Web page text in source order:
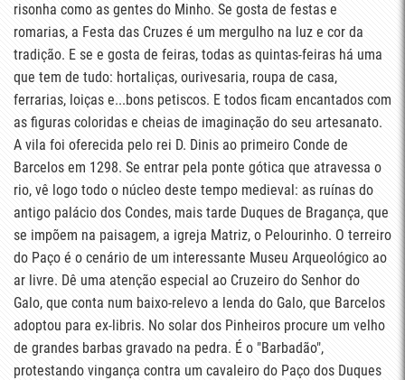
risonha como as gentes do Minho. Se gosta de festas e
romarias, a Festa das Cruzes é um mergulho na luz e cor da
tradição. E se e gosta de feiras, todas as quintas-feiras há uma
que tem de tudo: hortaliças, ourivesaria, roupa de casa,
ferrarias, loiças e...bons petiscos. E todos ficam encantados com
as figuras coloridas e cheias de imaginação do seu artesanato.
A vila foi oferecida pelo rei D. Dinis ao primeiro Conde de
Barcelos em 1298. Se entrar pela ponte gótica que atravessa o
rio, vê logo todo o núcleo deste tempo medieval: as ruínas do
antigo palácio dos Condes, mais tarde Duques de Bragança, que
se impõem na paisagem, a igreja Matriz, o Pelourinho. O terreiro
do Paço é o cenário de um interessante Museu Arqueológico ao
ar livre. Dê uma atenção especial ao Cruzeiro do Senhor do
Galo, que conta num baixo-relevo a lenda do Galo, que Barcelos
adoptou para ex-libris. No solar dos Pinheiros procure um velho
de grandes barbas gravado na pedra. É o "Barbadão",
protestando vingança contra um cavaleiro do Paço dos Duques